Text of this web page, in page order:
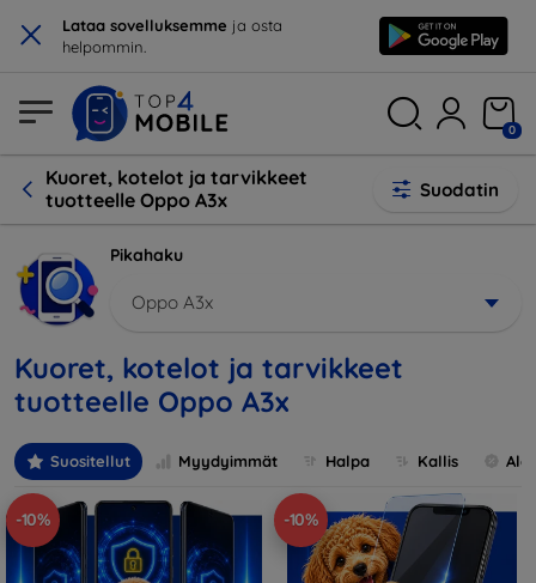
× Lataa sovelluksemme ja osta
helpommin.
0
Kuoret, kotelot ja tarvikkeet
tuotteelle Oppo A3x
Suodatin
Pikahaku
Oppo A3x
Kuoret, kotelot ja tarvikkeet
tuotteelle Oppo A3x
Suositellut Myydyimmät Halpa Kallis
-10% -10%